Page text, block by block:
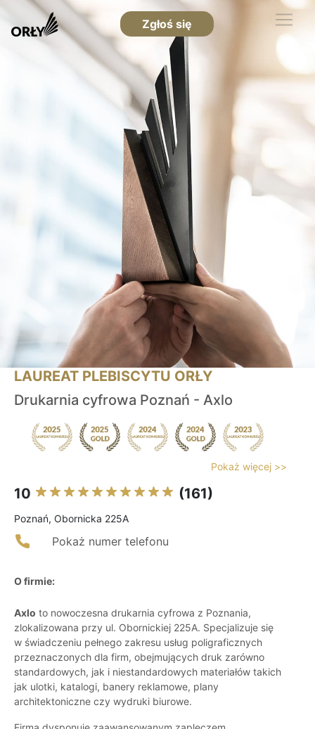
Zgłoś się
LAUREAT PLEBISCYTU ORŁY
Drukarnia cyfrowa Poznań - Axlo
Pokaż więcej >>
10 (161)
Poznań, Obornicka 225A
Pokaż numer telefonu
O firmie:
Axlo to nowoczesna drukarnia cyfrowa z Poznania,
zlokalizowana przy ul. Obornickiej 225A. Specjalizuje się
w świadczeniu pełnego zakresu usług poligraficznych
przeznaczonych dla firm, obejmujących druk zarówno
standardowych, jak i niestandardowych materiałów takich
jak ulotki, katalogi, banery reklamowe, plany
architektoniczne czy wydruki biurowe.